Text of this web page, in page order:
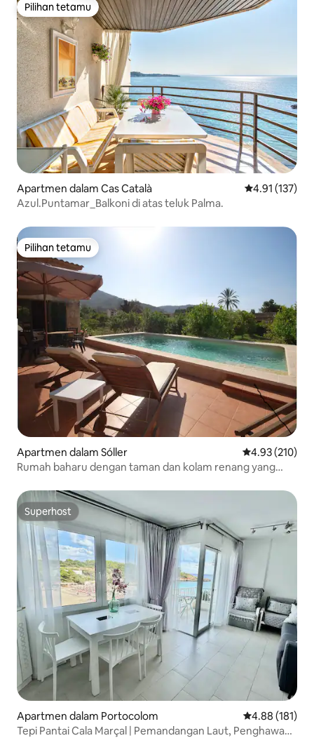
Pilihan tetamu
Pilihan tetamu
Apartmen dalam Cas Català Penarafan
4.91 (137)
Azul.Puntamar_Balkoni di atas teluk Palma.
Pilihan tetamu
Pilihan tetamu
Apartmen dalam Sóller Penarafan
4.93 (210)
Rumah baharu dengan taman dan kolam renang yang
Superhost
Superhost
Apartmen dalam Portocolom Penarafan
4.88 (181)
Tepi Pantai Cala Marçal | Pemandangan Laut, Penghawa